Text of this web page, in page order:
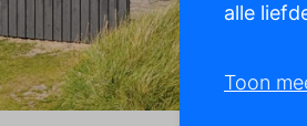
alle
Toon